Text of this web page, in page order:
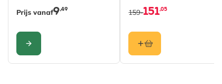
Prijs vanaf9,49
CONFIGURE
151,05
159-